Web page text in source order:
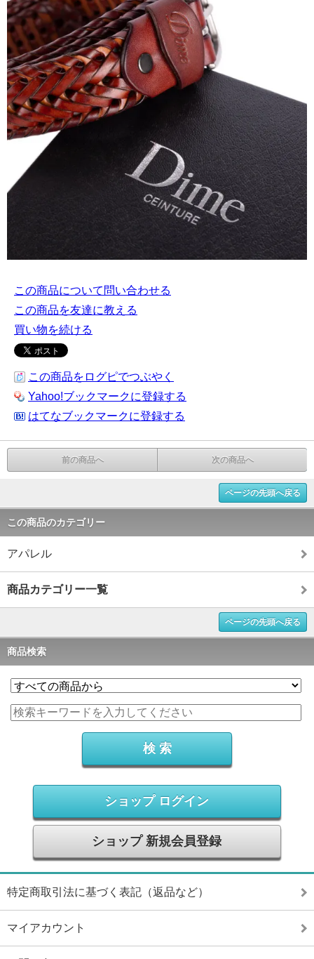
この商品について問い合わせる
この商品を友達に教える
買い物を続ける
この商品をログピでつぶやく
Yahoo!ブックマークに登録する
はてなブックマークに登録する
前の商品へ 次の商品へ
ページの先頭へ戻る
この商品のカテゴリー
アパレル
商品カテゴリー一覧
ページの先頭へ戻る
商品検索
ショップ ログイン
ショップ 新規会員登録
特定商取引法に基づく表記（返品など）
マイアカウント